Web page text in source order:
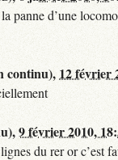
panne d’une
continu), 12 février
9 février 2010,
du rer or